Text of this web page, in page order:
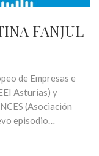
FANJUL
de Empresas e
Asturias) y
(Asociación
episodio…